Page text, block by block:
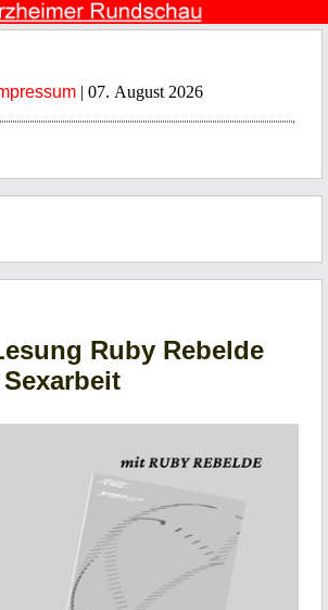
| 07. August 2026
Ruby Rebelde